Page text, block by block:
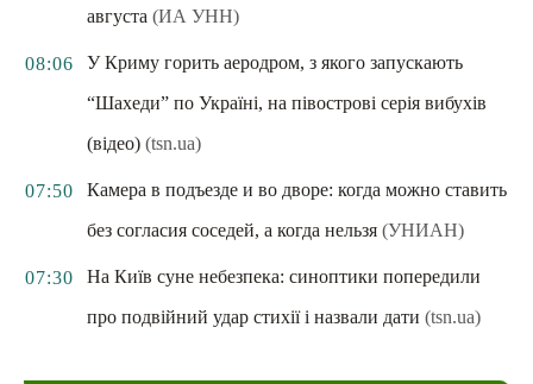
августа (ИА УНН)
08:06
У Криму горить аеродром, з якого запускають
“Шахеди” по Україні, на півострові серія вибухів
(відео) (tsn.ua)
07:50
Камера в подъезде и во дворе: когда можно ставить
без согласия соседей, а когда нельзя (УНИАН)
07:30
На Київ суне небезпека: синоптики попередили
про подвійний удар стихії і назвали дати (tsn.ua)